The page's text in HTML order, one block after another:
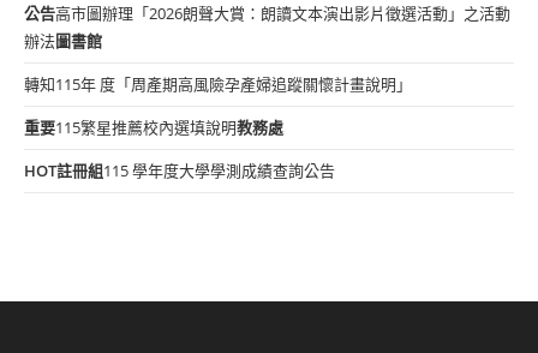
公告高市圖辦理「2026朗聲大賞：朗讀文本演出影片徵選活動」之活動
辦法圖書館
轉知115年 度「周產期高風險孕產婦追蹤關懷計畫說明」
重要115繁星推薦校內選填說明教務處
HOT註冊組115 學年度大學學測成績查詢公告